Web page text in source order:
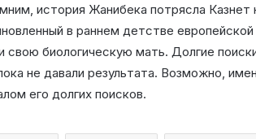
история Жанибека потрясла Казнет
в раннем детстве
свою биологическую мать. Долгие
не давали результата. Возможно,
его долгих поисков.